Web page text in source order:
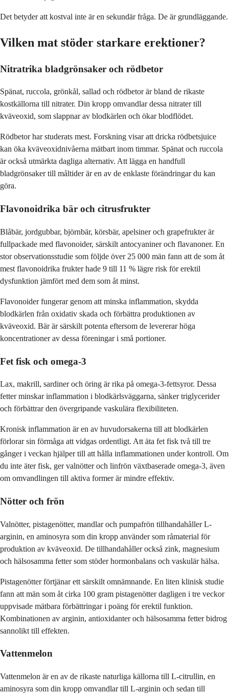
Det betyder att kostval inte är en sekundär fråga. De är grundläggande.
Vilken mat stöder starkare erektioner?
Nitratrika bladgrönsaker och rödbetor
Spä­n­at, ruccola, grönkål, sallad och rödbetor är bland de rikaste
kostkällorna till nitrater. Din kropp omvandlar dessa nitrater till
kväveoxid, som slappnar av blodkärlen och ökar blodflödet.
Rödbetor har studerats mest. Forskning visar att dricka rödbetsjuice
kan öka kväveoxidnivåerna mätbart inom timmar. Spä­n­at och ruccola
är också utmärkta dagliga alternativ. Att lägga en handfull
bladgrönsaker till måltider är en av de enklaste förändringar du kan
göra.
Flavonoidrika bär och citrusfrukter
Blåbär, jordgubbar, björnbär, körsbär, apelsiner och grapefrukter är
fullpackade med flavonoider, särskilt antocyaniner och flavanoner. En
stor observationsstudie som följde över 25 000 män fann att de som åt
mest flavonoidrika frukter hade 9 till 11 % lägre risk för erektil
dysfunktion jämfört med dem som åt minst.
Flavonoider fungerar genom att minska inflammation, skydda
blodkärlen från oxidativ skada och förbättra produktionen av
kväveoxid. Bär är särskilt potenta eftersom de levererar höga
koncentrationer av dessa föreningar i små portioner.
Fet fisk och omega-3
Lax, makrill, sardiner och öring är rika på omega-3-fettsyror. Dessa
fetter minskar inflammation i blodkärlsväggarna, sänker triglycerider
och förbättrar den övergripande vaskulära flexibiliteten.
Kronisk inflammation är en av huvudorsakerna till att blodkärlen
förlorar sin förmåga att vidgas ordentligt. Att äta fet fisk två till tre
gånger i veckan hjälper till att hålla inflammationen under kontroll. Om
du inte äter fisk, ger valnötter och linfrön växtbaserade omega-3, även
om omvandlingen till aktiva former är mindre effektiv.
Nötter och frön
Valnötter, pistagenötter, mandlar och pumpafrön tillhandahåller L-
arginin, en aminosyra som din kropp använder som råmaterial för
produktion av kväveoxid. De tillhandahåller också zink, magnesium
och hälsosamma fetter som stöder hormonbalans och vaskulär hälsa.
Pistagenötter förtjänar ett särskilt omnämnande. En liten klinisk studie
fann att män som åt cirka 100 gram pistagenötter dagligen i tre veckor
uppvisade mätbara förbättringar i poäng för erektil funktion.
Kombinationen av arginin, antioxidanter och hälsosamma fetter bidrog
sannolikt till effekten.
Vattenmelon
Vattenmelon är en av de rikaste naturliga källorna till L-citrullin, en
aminosyra som din kropp omvandlar till L-arginin och sedan till